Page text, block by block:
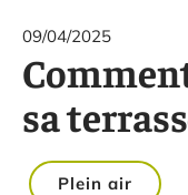
09/04/2025
sa
Plein air